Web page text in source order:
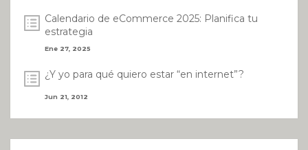
Calendario de eCommerce 2025: Planifica tu
estrategia
Ene 27, 2025
¿Y yo para qué quiero estar “en internet”?
Jun 21, 2012